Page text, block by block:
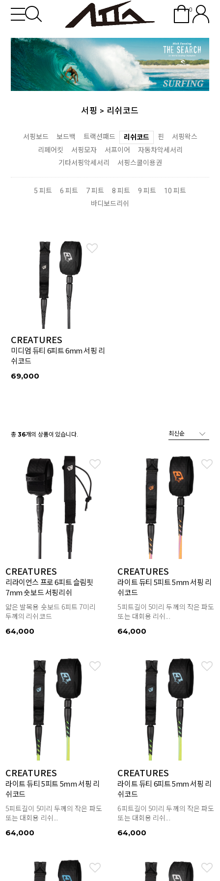
0
서핑 > 리쉬코드
서핑보드 보드백 트랙션패드 리쉬코드 핀
서핑왁스
리페어킷
서핑모자 서프이어
자동차악세서리
기타서핑악세서리
서핑스쿨이용권
5 피트 6 피트 7 피트 8 피트 9 피트
10 피트
바디보드리쉬
CREATURES
미디엄 듀티 6피트 6mm 서핑 리
쉬코드
69,000
총36개의 상품이 있습니다.
CREATURES
리라이언스 프로 6피트 슬림핏
7mm 숏보드 서핑리쉬
얇은 발목용 숏보드 6피트 7미리
두께의 리쉬코드
64,000
CREATURES
라이트 듀티 5피트 5mm 서핑 리
쉬코드
5피트길이 5미리 두께의 작은 파도
또는 대회용 리쉬...
64,000
CREATURES
라이트 듀티 5피트 5mm 서핑 리
쉬코드
5피트길이 5미리 두께의 작은 파도
또는 대회용 리쉬...
64,000
CREATURES
라이트 듀티 6피트 5mm 서핑 리
쉬코드
6피트길이 5미리 두께의 작은 파도
또는 대회용 리쉬...
64,000